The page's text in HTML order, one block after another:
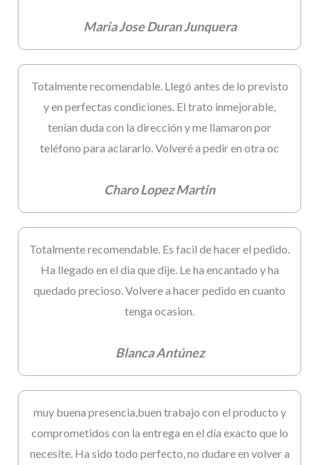
Maria Jose Duran Junquera
Totalmente recomendable. Llegó antes de lo previsto
y en perfectas condiciones. El trato inmejorable,
tenían duda con la dirección y me llamaron por
teléfono para aclararlo. Volveré a pedir en otra oc
Charo Lopez Martin
Totalmente recomendable. Es facil de hacer el pedido.
Ha llegado en el dia que dije. Le ha encantado y ha
quedado precioso. Volvere a hacer pedido en cuanto
tenga ocasion.
Blanca Antúnez
muy buena presencia,buen trabajo con el producto y
comprometidos con la entrega en el día exacto que lo
necesite. Ha sido todo perfecto, no dudare en volver a